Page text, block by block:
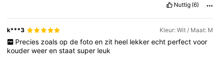
Nuttig (6)
k***3 Kleur: Wit / Maat: M
Precies zoals op de foto en zit heel lekker echt perfect voor
kouderweerenstaatsuper leuk